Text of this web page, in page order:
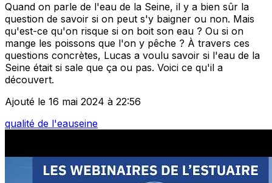
Quand on parle de l'eau de la Seine, il y a bien sûr la
question de savoir si on peut s'y baigner ou non. Mais
qu'est-ce qu'on risque si on boit son eau ? Ou si on
mange les poissons que l'on y pêche ? À travers ces
questions concrètes, Lucas a voulu savoir si l'eau de la
Seine était si sale que ça ou pas. Voici ce qu'il a
découvert.
Ajouté le 16 mai 2024 à 22:56
qualité de l'eauseine